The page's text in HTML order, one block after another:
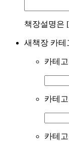
책장설명은
새책장 카테
카테고
카테고
카테고